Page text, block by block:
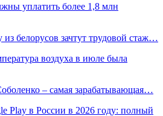
уплатить более 1,8 млн
из белорусов зачтут трудовой стаж…
воздуха в июле была
– самая зарабатывающая…
Play в России в 2026 году: полный